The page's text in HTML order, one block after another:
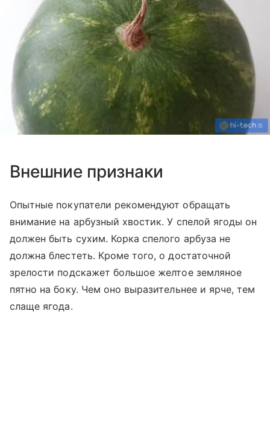
Внешние признаки
Опытные покупатели рекомендуют обращать
внимание на арбузный хвостик. У спелой ягоды он
должен быть сухим. Корка спелого арбуза не
должна блестеть. Кроме того, о достаточной
зрелости подскажет большое желтое земляное
пятно на боку. Чем оно выразительнее и ярче, тем
слаще ягода.